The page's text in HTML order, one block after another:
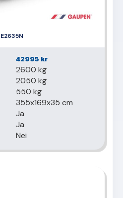
E2635N
42995 kr
2600 kg
2050 kg
550 kg
355x169x35 cm
Ja
Ja
Nei